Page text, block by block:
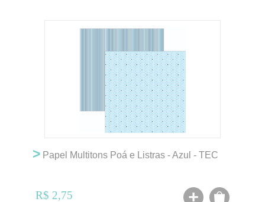
> Papel Multitons Poá e Listras - Azul - TEC
R$ 2,75